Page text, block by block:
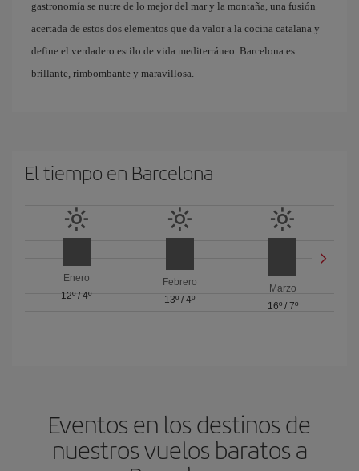
gastronomía se nutre de lo mejor del mar y la montaña, una fusión
acertada de estos dos elementos que da valor a la cocina catalana y
define el verdadero estilo de vida mediterráneo. Barcelona es
brillante, rimbombante y maravillosa.
El tiempo en Barcelona
Enero
12º/4º
Febrero
13º / 4º
Marzo
16º/ 7º
Eventos en los destinos de
nuestros vuelos baratos a